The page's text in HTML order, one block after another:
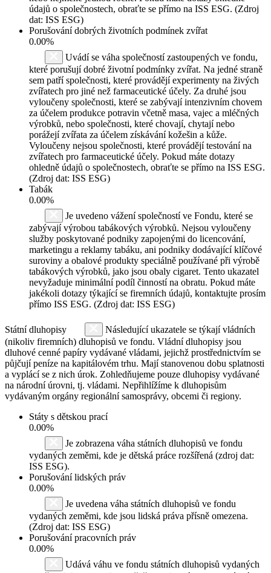
údajů o společnostech, obraťte se přímo na ISS ESG. (Zdroj
dat: ISS ESG)
Porušování dobrých životních podmínek zvířat
0.00%
Uvádí se váha společností zastoupených ve fondu,
které porušují dobré životní podmínky zvířat. Na jedné straně
sem patří společnosti, které provádějí experimenty na živých
zvířatech pro jiné než farmaceutické účely. Za druhé jsou
vyloučeny společnosti, které se zabývají intenzivním chovem
za účelem produkce potravin včetně masa, vajec a mléčných
výrobků, nebo společnosti, které chovají, chytají nebo
porážejí zvířata za účelem získávání kožešin a kůže.
Vyloučeny nejsou společnosti, které provádějí testování na
zvířatech pro farmaceutické účely. Pokud máte dotazy
ohledně údajů o společnostech, obraťte se přímo na ISS ESG.
(Zdroj dat: ISS ESG)
Tabák
0.00%
Je uvedeno vážení společností ve Fondu, které se
zabývají výrobou tabákových výrobků. Nejsou vyloučeny
služby poskytované podniky zapojenými do licencování,
marketingu a reklamy tabáku, ani podniky dodávající klíčové
suroviny a obalové produkty speciálně používané při výrobě
tabákových výrobků, jako jsou obaly cigaret. Tento ukazatel
nevyžaduje minimální podíl činností na obratu. Pokud máte
jakékoli dotazy týkající se firemních údajů, kontaktujte prosím
přímo ISS ESG. (Zdroj dat: ISS ESG)
Státní dluhopisy
Následující ukazatele se týkají vládních
(nikoliv firemních) dluhopisů ve fondu. Vládní dluhopisy jsou
dluhové cenné papíry vydávané vládami, jejichž prostřednictvím se
půjčují peníze na kapitálovém trhu. Mají stanovenou dobu splatnosti
a vyplácí se z nich úrok. Zohledňujeme pouze dluhopisy vydávané
na národní úrovni, tj. vládami. Nepřihlížíme k dluhopisům
vydávaným orgány regionální samosprávy, obcemi či regiony.
Státy s dětskou prací
0.00%
Je zobrazena váha státních dluhopisů ve fondu
vydaných zeměmi, kde je dětská práce rozšířená (zdroj dat:
ISS ESG).
Porušování lidských práv
0.00%
Je uvedena váha státních dluhopisů ve fondu
vydaných zeměmi, kde jsou lidská práva přísně omezena.
(Zdroj dat: ISS ESG)
Porušování pracovních práv
0.00%
Udává váhu ve fondu státních dluhopisů vydaných